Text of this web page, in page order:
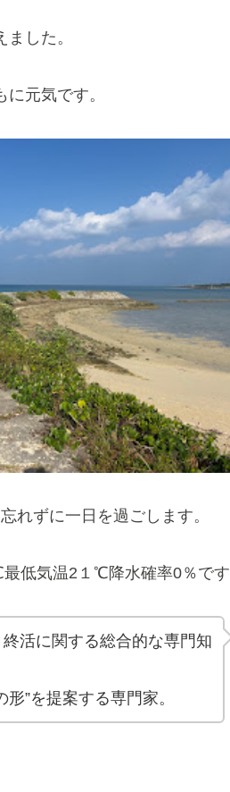
した。
元気です。
れずに一日を過ごします。
低気温2１℃降水確率0％です
活に関する総合的な専門知
”を提案する専門家。